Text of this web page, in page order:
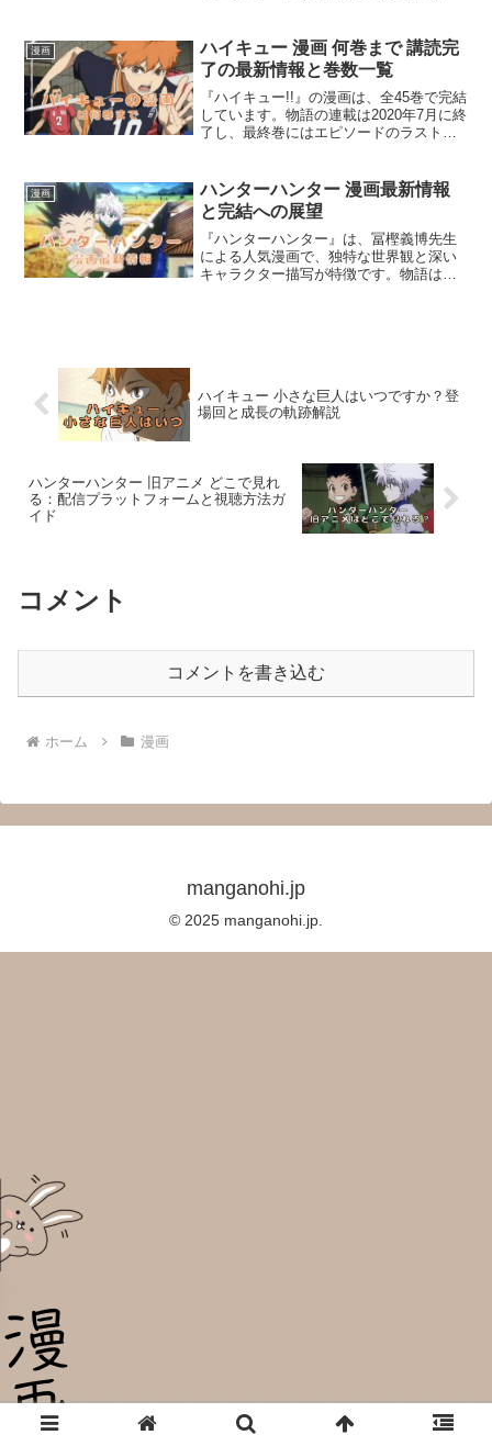
された写真加工機能や素材集がフル活用
されており、自然でリアル...
漫画
ハイキュー 漫画 何巻まで 講読完
了の最新情報と巻数一覧
『ハイキュー!!』の漫画は、全45巻で完結
しています。物語の連載は2020年7月に終
了し、最終巻にはエピソードのラストま
ストーリーは劇場版で描かれています。
ただし、原...
漫画
ハンターハンター 漫画最新情報
と完結への展望
『ハンターハンター』は、冨樫義博先生
による人気漫画で、独特な世界観と深い
キャラクター描写が特徴です。物語は、
ハイキュー 小さな巨人はいつですか？登
場回と成長の軌跡解説
ハンターハンター 旧アニメ どこで見れ
る：配信プラットフォームと視聴方法ガ
イド
コメント
コメントを書き込む
ホーム 漫画
manganohi.jp
© 2025 manganohi.jp.